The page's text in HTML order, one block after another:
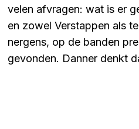
velen afvragen: wat is er
en zowel Verstappen als
nergens, op de banden
gevonden. Danner denkt